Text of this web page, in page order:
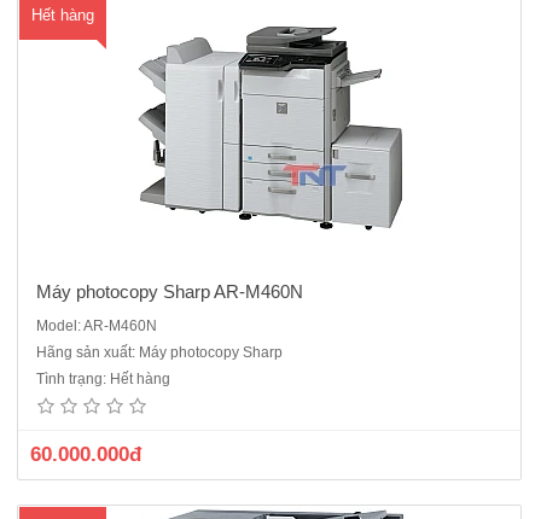
Hết hàng
Máy photocopy Sharp AR-M460N
Model: AR-M460N
Hãng sản xuất: Máy photocopy Sharp
Tình trạng: Hết hàng
60.000.000đ
Máy photocopy Kyocera Taskalfa 1800Copy - In USB - Quét màu, nắp
phẳng Tốc độ copy/ In: Máy Tas 1800: 18 trang A4/ phút Bộ nhớ
chuẩn: 256 MB Sao chụp nhân bản liên tục: 999 bản Độ phân giải:
600 x 600 dpi Độ phóng thu: 25% - 400%..